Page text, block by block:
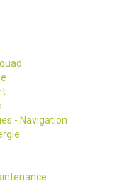
- Navigation